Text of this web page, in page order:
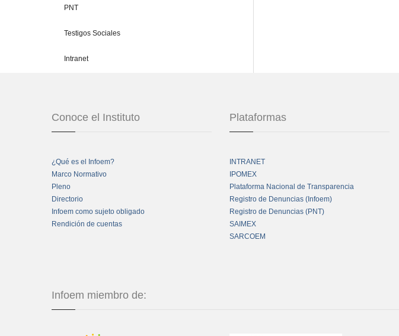
PNT
Testigos Sociales
Intranet
Conoce el Instituto
¿Qué es el Infoem?
Marco Normativo
Pleno
Directorio
Infoem como sujeto obligado
Rendición de cuentas
Plataformas
INTRANET
IPOMEX
Plataforma Nacional de Transparencia
Registro de Denuncias (Infoem)
Registro de Denuncias (PNT)
SAIMEX
SARCOEM
Infoem miembro de: